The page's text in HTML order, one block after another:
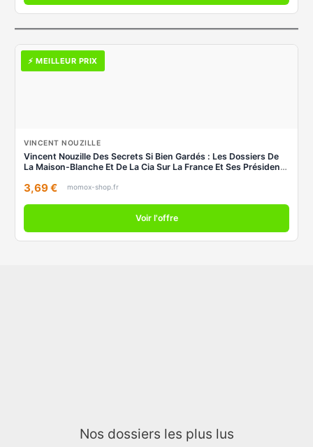
⚡ MEILLEUR PRIX
VINCENT NOUZILLE
Vincent Nouzille Des Secrets Si Bien Gardés : Les Dossiers De
La Maison-Blanche Et De La Cia Sur La France Et Ses Présidents
3,69 € momox-shop.fr
Voir l'offre
Nos dossiers les plus lus